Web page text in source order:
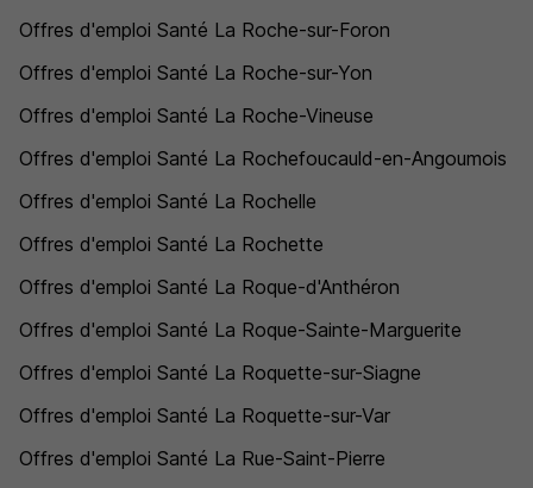
Offres d'emploi Santé La Roche-sur-Foron
Offres d'emploi Santé La Roche-sur-Yon
Offres d'emploi Santé La Roche-Vineuse
Offres d'emploi Santé La Rochefoucauld-en-Angoumois
Offres d'emploi Santé La Rochelle
Offres d'emploi Santé La Rochette
Offres d'emploi Santé La Roque-d'Anthéron
Offres d'emploi Santé La Roque-Sainte-Marguerite
Offres d'emploi Santé La Roquette-sur-Siagne
Offres d'emploi Santé La Roquette-sur-Var
Offres d'emploi Santé La Rue-Saint-Pierre